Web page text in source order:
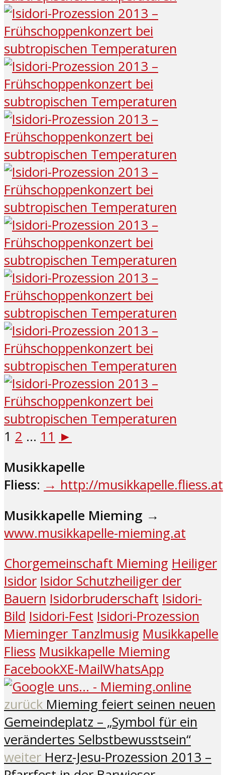
1 2 ... 11 ►
Musikkapelle
Fliess: → http://musikkapelle.fliess.at
Musikkapelle Mieming →
www.musikkapelle-mieming.at
Chorgemeinschaft Mieming Heiliger
Isidor Isidor Schutzheiliger der
Bauern Isidorbruderschaft Isidori-
Bild Isidori-Fest Isidori-Prozession
Mieminger Tanzlmusig Musikkapelle
Fliess Musikkapelle Mieming
FacebookXE-MailWhatsApp
zurück Mieming feiert seinen neuen
Gemeindeplatz – „Symbol für ein
verändertes Selbstbewusstsein“
weiter Herz-Jesu-Prozession 2013 –